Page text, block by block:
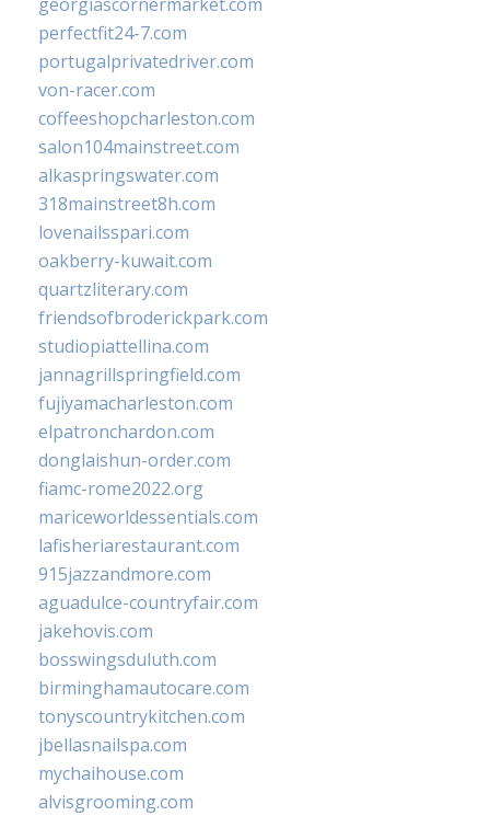
perfectfit24-7.com
portugalprivatedriver.com
von-racer.com
coffeeshopcharleston.com
salon104mainstreet.com
alkaspringswater.com
318mainstreet8h.com
lovenailsspari.com
oakberry-kuwait.com
quartzliterary.com
friendsofbroderickpark.com
studiopiattellina.com
jannagrillspringfield.com
fujiyamacharleston.com
elpatronchardon.com
donglaishun-order.com
fiamc-rome2022.org
mariceworldessentials.com
lafisheriarestaurant.com
915jazzandmore.com
aguadulce-countryfair.com
jakehovis.com
bosswingsduluth.com
birminghamautocare.com
tonyscountrykitchen.com
jbellasnailspa.com
mychaihouse.com
alvisgrooming.com